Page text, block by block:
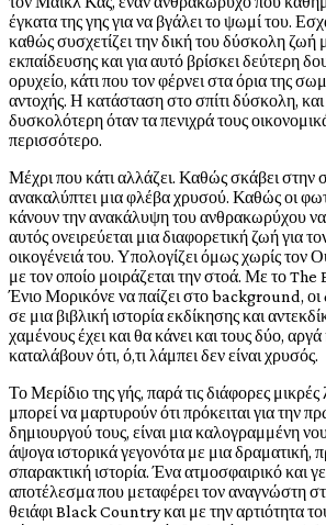
έγκατα της γης για να βγάλει το ψωμί του.
καθώς συσχετίζει την δική του δύσκολη ζωή
εκπαίδευσης και για αυτό βρίσκει δεύτερη
ορυχείο, κάτι που τον φέρνει στα όρια της
αντοχής. Η κατάσταση στο σπίτι δύσκολη, και
δυσκολότερη όταν τα πενιχρά τους
περισσότερο.
Μέχρι που κάτι αλλάζει. Καθώς σκάβει στην
ανακαλύπτει μια φλέβα χρυσού. Καθώς οι
κάνουν την ανακάλυψη του ανθρακωρύχου να
αυτός ονειρεύεται μια διαφορετική ζωή για
οικογένειά του. Υπολογίζει όμως χωρίς τον
με τον οποίο μοιράζεται την στοά. Με το
Ένιο Μορικόνε να παίζει στο background, οι
σε μια βιβλική ιστορία εκδίκησης και
χαμένους έχει και θα κάνει και τους δύο,
καταλάβουν ότι, ό,τι λάμπει δεν είναι χρυσός.
Το Μερίδιο της γής, παρά τις διάφορες
μπορεί να μαρτυρούν ότι πρόκειται για την
δημιουργού τους, είναι μια καλογραμμένη
άψογα ιστορικά γεγονότα με μια δραματική,
σπαρακτική ιστορία. Ένα ατμοσφαιρικό και
αποτέλεσμα που μεταφέρει τον αναγνώστη
θειάφι Black Country και με την αρτιότητα